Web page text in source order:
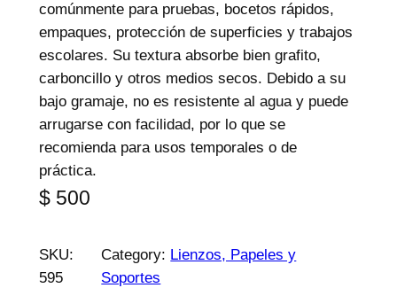
comúnmente para pruebas, bocetos rápidos,
empaques, protección de superficies y trabajos
escolares. Su textura absorbe bien grafito,
carboncillo y otros medios secos. Debido a su
bajo gramaje, no es resistente al agua y puede
arrugarse con facilidad, por lo que se
recomienda para usos temporales o de
práctica.
$500
SKU:
595
Category: Lienzos, Papeles y
Soportes